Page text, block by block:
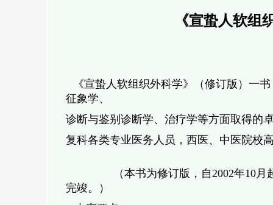
《宣蛰人软组
《宣蛰人软组织外科学》（修订版）一
征象学、
诊断与鉴别诊断学、治疗学等方面取得的
复科各类专业医务人员，西医、中医院校
（本书为修订版，自2002年10月
完竣。）